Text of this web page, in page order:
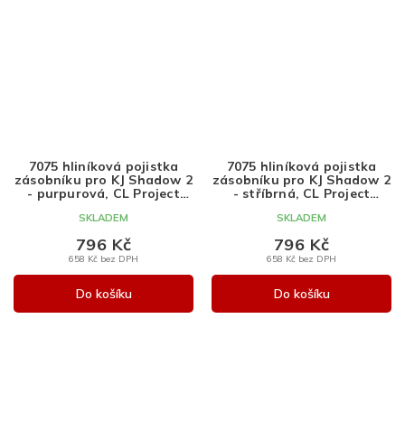
7075 hliníková pojistka
zásobníku pro KJ Shadow 2
- purpurová, CL Project
SKLADEM
658 Kč bez DPH
796 Kč
Do košíku
7075 hliníková pojistka
zásobníku pro KJ Shadow 2
- stříbrná, CL Project
SKLADEM
658 Kč bez DPH
796 Kč
Do košíku